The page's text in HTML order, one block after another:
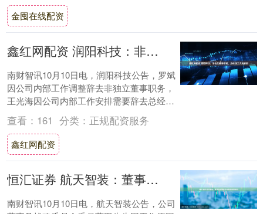
金囤在线配资
鑫红网配资 润阳科技：非独立董事罗斌、总经理王光海辞职
南财智讯10月10日电，润阳科技公告，罗斌
因公司内部工作调整辞去非独立董事职务，
王光海因公司内部工作安排需要辞去总经理
及法定代表人职务。二人均将继续在公司担
任其....
查看： 161 分类： 正规配资服务
鑫红网配资
恒汇证券 航天智装：董事及战略委员会委员蔡田辞职
南财智讯10月10日电，航天智装公告，公司